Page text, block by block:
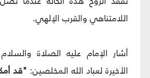
اللامتناهي والقرب الإلهي.
أشار الإمام عليه الصلاة
الأخيرة لعباد الله المخلصين: "قد